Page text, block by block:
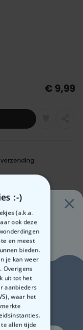
€ 9,99
:-)
(a.k.a.
ook deze
en meest
bieden.
je kan weer
Overigens
uit tot het
aanbieders
waar het
allen tijde